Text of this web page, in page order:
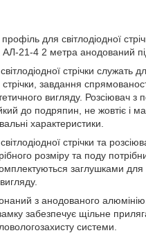
для світлодіодної
АЛ-21-4 2 метра анодований
стрічки служать
завдання
вигляду. Розсіювач з
до подряпин, не жовтіє і
характеристики.
стрічки та
розміру та поду
заглушками
з анодованого
забезпечує щільне
системи.